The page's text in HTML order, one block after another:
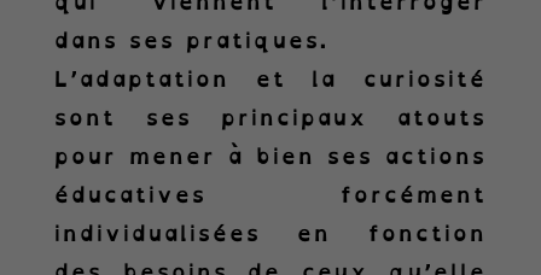
dans ses pratiques.
L’adaptation et la curiosité
sont ses principaux atouts
pour mener à bien ses actions
éducatives forcément
individualisées en fonction